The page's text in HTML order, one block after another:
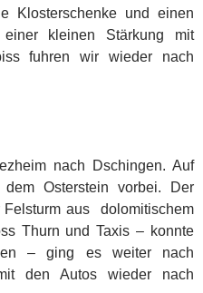
Klosterschenke und einen
kleinen Stärkung mit
fuhren wir wieder nach
nach Dschingen. Auf
Osterstein vorbei. Der
Felsturm aus dolomitischem
Thurn und Taxis – konnte
– ging es weiter nach
den Autos wieder nach